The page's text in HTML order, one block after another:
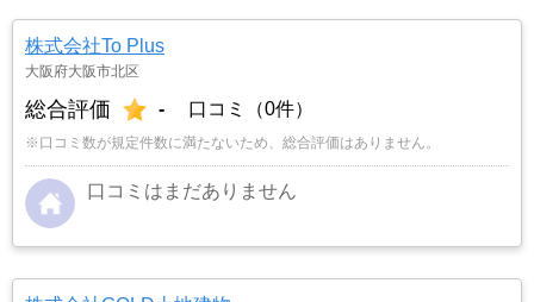
株式会社To Plus
大阪府大阪市北区
総合評価 - 口コミ（0件）
※口コミ数が規定件数に満たないため、総合評価はありません。
口コミはまだありません